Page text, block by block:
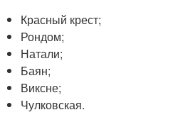
Красный крест;
Рондом;
Натали;
Баян;
Виксне;
Чулковская.